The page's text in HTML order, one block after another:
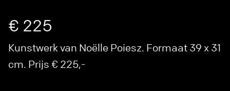
€ 225
Kunstwerk van Noëlle Poiesz. Formaat 39 x 31
cm. Prijs € 225,-